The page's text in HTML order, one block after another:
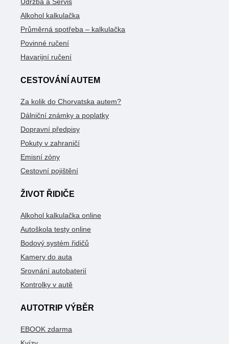
Údržba a Servis
Alkohol kalkulačka
Průměrná spotřeba – kalkulačka
Povinné ručení
Havarijní ručení
CESTOVÁNÍ AUTEM
Za kolik do Chorvatska autem?
Dálniční známky a poplatky
Dopravní předpisy
Pokuty v zahraničí
Emisní zóny
Cestovní pojištění
ŽIVOT ŘIDIČE
Alkohol kalkulačka online
Autoškola testy online
Bodový systém řidičů
Kamery do auta
Srovnání autobaterií
Kontrolky v autě
AUTOTRIP VÝBĚR
EBOOK zdarma